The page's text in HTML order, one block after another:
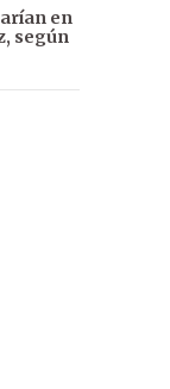
en
según